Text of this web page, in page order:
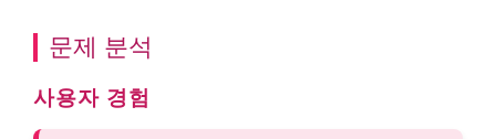
문제 분석
사용자 경험